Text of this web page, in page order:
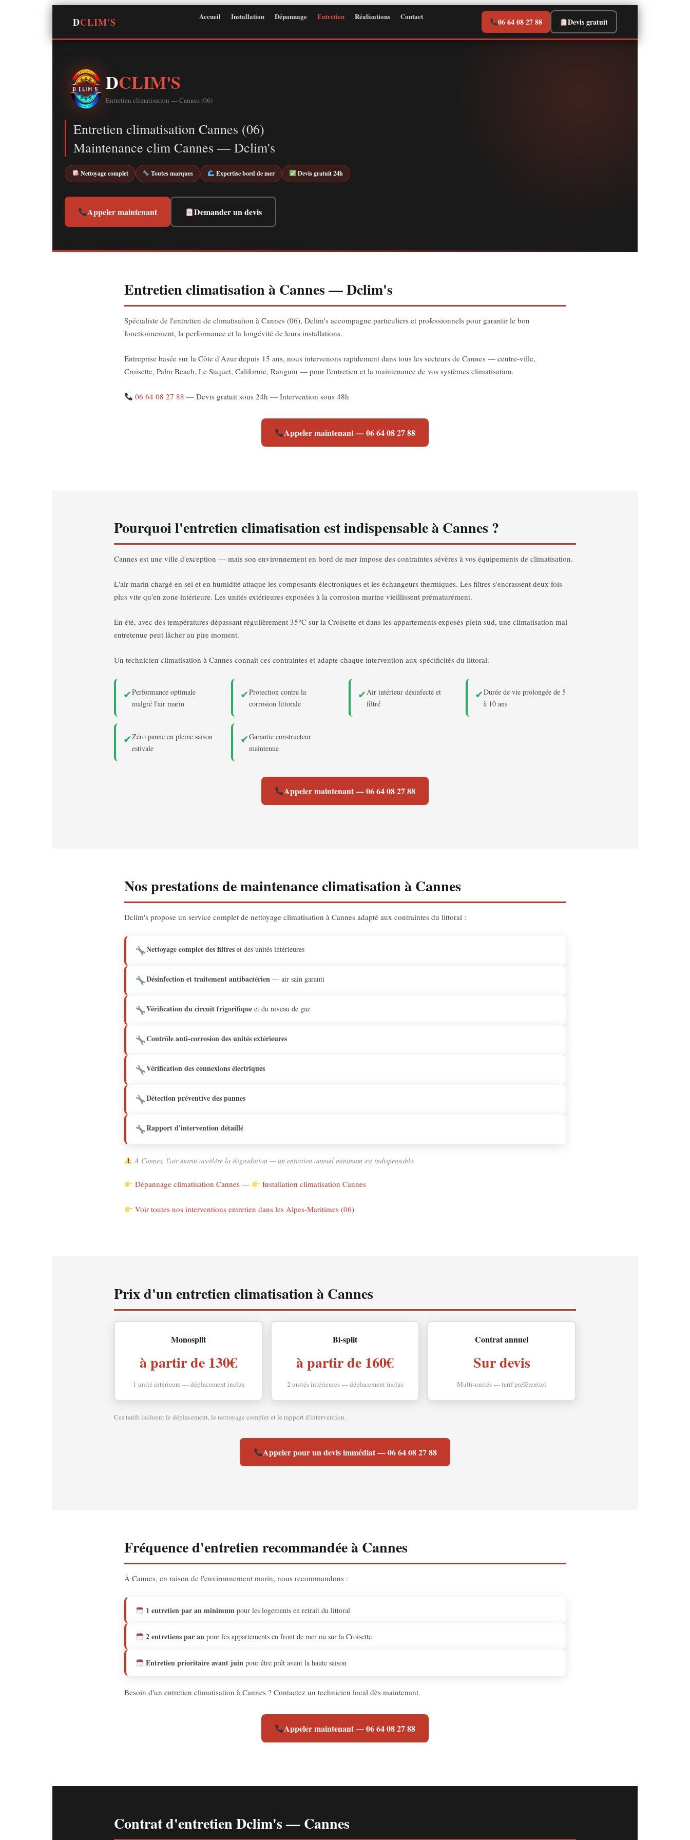
DCLIM'S Accueil Installation Dépannage Entretien Réalisations Contact
06 64 08 27 88 Devis gratuit
DCLIM'S
Entretien climatisation — Cannes (06)
Entretien climatisation Cannes (06)
Maintenance clim Cannes — Dclim's
Nettoyage complet Toutes marques Expertise bord de mer Devis gratuit 24h
Appeler maintenant Demander un devis
Entretien climatisation à Cannes — Dclim's
Spécialiste de l'entretien de climatisation à Cannes (06), Dclim's accompagne particuliers et professionnels pour garantir le bon
fonctionnement, la performance et la longévité de leurs installations.
Entreprise basée sur la Côte d'Azur depuis 15 ans, nous intervenons rapidement dans tous les secteurs de Cannes — centre-ville,
Croisette, Palm Beach, Le Suquet, Californie, Ranguin — pour l'entretien et la maintenance de vos systèmes climatisation.
06 64 08 27 88 — Devis gratuit sous 24h — Intervention sous 48h
Appeler maintenant — 06 64 08 27 88
Pourquoi l'entretien climatisation est indispensable à Cannes ?
Cannes est une ville d'exception — mais son environnement en bord de mer impose des contraintes sévères à vos équipements de climatisation.
L'air marin chargé en sel et en humidité attaque les composants électroniques et les échangeurs thermiques. Les filtres s'encrassent deux fois
plus vite qu'en zone intérieure. Les unités extérieures exposées à la corrosion marine vieillissent prématurément.
En été, avec des températures dépassant régulièrement 35°C sur la Croisette et dans les appartements exposés plein sud, une climatisation mal
entretenue peut lâcher au pire moment.
Un technicien climatisation à Cannes connaît ces contraintes et adapte chaque intervention aux spécificités du littoral.
✔Performance optimale
malgré l'air marin
✔Protection contre la
corrosion littorale
✔Air intérieur désinfecté et
filtré
✔Durée de vie prolongée de 5
à 10 ans
✔Zéro panne en pleine saison
estivale
✔Garantie constructeur
maintenue
Appeler maintenant — 06 64 08 27 88
Nos prestations de maintenance climatisation à Cannes
Dclim's propose un service complet de nettoyage climatisation à Cannes adapté aux contraintes du littoral :
Nettoyage complet des filtreset des unités intérieures
Désinfection et traitement antibactérien— air sain garanti
Vérification du circuit frigorifiqueet du niveau de gaz
Contrôle anti-corrosion des unités extérieures
Vérification des connexions électriques
Détection préventive des pannes
Rapport d'intervention détaillé
À Cannes, l'air marin accélère la dégradation — un entretien annuel minimum est indispensable.
Dépannage climatisation Cannes — Installation climatisation Cannes
Voir toutes nos interventions entretien dans les Alpes-Maritimes (06)
Prix d'un entretien climatisation à Cannes
Monosplit
à partir de 130€
1 unité intérieure — déplacement inclus
Bi-split
à partir de 160€
2 unités intérieures — déplacement inclus
Contrat annuel
Sur devis
Multi-unités — tarif préférentiel
Ces tarifs incluent le déplacement, le nettoyage complet et le rapport d'intervention.
Appeler pour un devis immédiat — 06 64 08 27 88
Fréquence d'entretien recommandée à Cannes
À Cannes, en raison de l'environnement marin, nous recommandons :
1 entretien par an minimumpour les logements en retrait du littoral
2 entretiens par anpour les appartements en front de mer ou sur la Croisette
Entretien prioritaire avant juinpour être prêt avant la haute saison
Besoin d'un entretien climatisation à Cannes ? Contactez un technicien local dès maintenant.
Appeler maintenant — 06 64 08 27 88
Contrat d'entretien Dclim's — Cannes